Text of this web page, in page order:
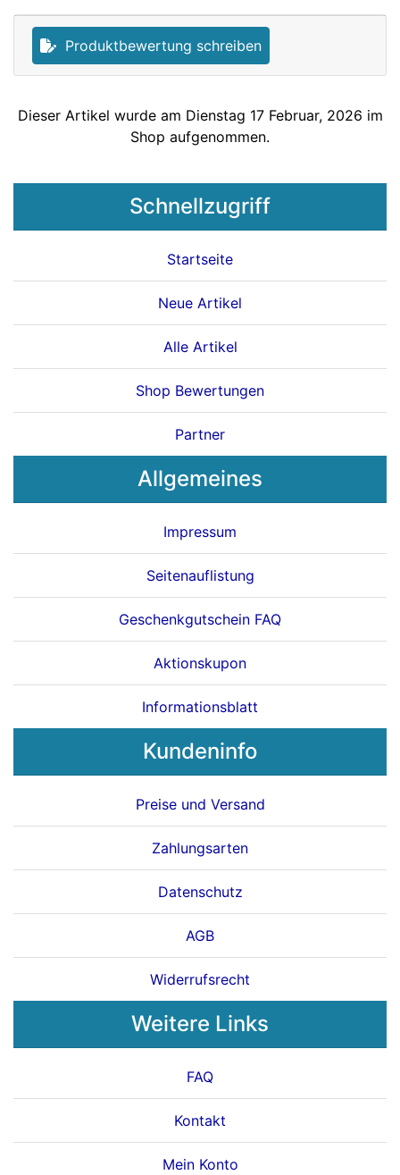
Produktbewertung schreiben
Dieser Artikel wurde am Dienstag 17 Februar, 2026 im
Shop aufgenommen.
Schnellzugriff
Startseite
Neue Artikel
Alle Artikel
Shop Bewertungen
Partner
Allgemeines
Impressum
Seitenauflistung
Geschenkgutschein FAQ
Aktionskupon
Informationsblatt
Kundeninfo
Preise und Versand
Zahlungsarten
Datenschutz
AGB
Widerrufsrecht
Weitere Links
FAQ
Kontakt
Mein Konto